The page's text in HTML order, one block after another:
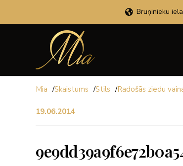
Bruņinieku
Mia /Skaistums /Stils /Radošās ziedu
19.06.2014